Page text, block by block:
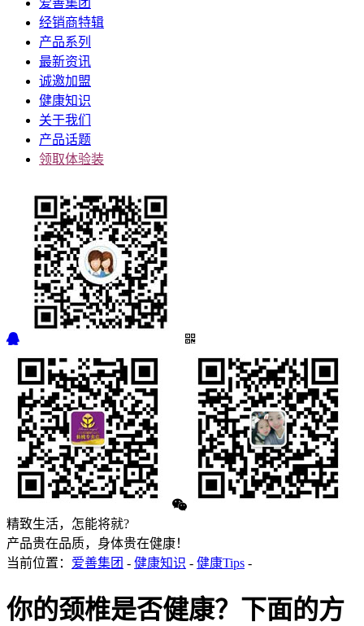
爱善集团
经销商特辑
产品系列
最新资讯
诚邀加盟
健康知识
关于我们
产品话题
领取体验装
精致生活，怎能将就?
产品贵在品质，身体贵在健康！
当前位置： 爱善集团 - 健康知识 - 健康Tips -
你的颈椎是否健康？下面的方